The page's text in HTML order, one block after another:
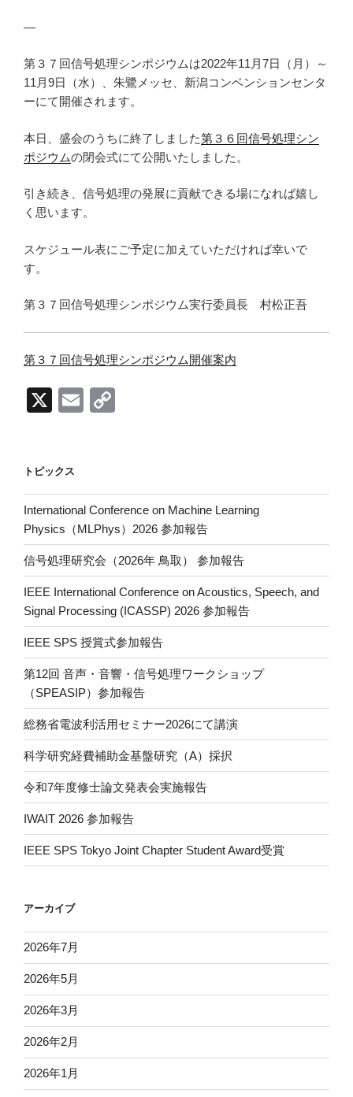
—
第３７回信号処理シンポジウムは2022年11月7日（月）～
11月9日（水）、朱鷺メッセ、新潟コンベンションセンタ
ーにて開催されます。
本日、盛会のうちに終了しました第３６回信号処理シン
ポジウムの閉会式にて公開いたしました。
引き続き、信号処理の発展に貢献できる場になれば嬉し
く思います。
スケジュール表にご予定に加えていただければ幸いで
す。
第３７回信号処理シンポジウム実行委員長 村松正吾
第３７回信号処理シンポジウム開催案内
X
E
Li
n
k
トピックス
International Conference on Machine Learning
Physics（MLPhys）2026 参加報告
信号処理研究会（2026年 鳥取） 参加報告
IEEE International Conference on Acoustics, Speech, and
Signal Processing (ICASSP) 2026 参加報告
IEEE SPS 授賞式参加報告
第12回 音声・音響・信号処理ワークショップ
（SPEASIP）参加報告
総務省電波利活用セミナー2026にて講演
科学研究経費補助金基盤研究（A）採択
令和7年度修士論文発表会実施報告
IWAIT 2026 参加報告
IEEE SPS Tokyo Joint Chapter Student Award受賞
アーカイブ
2026年7月
2026年5月
2026年3月
2026年2月
2026年1月